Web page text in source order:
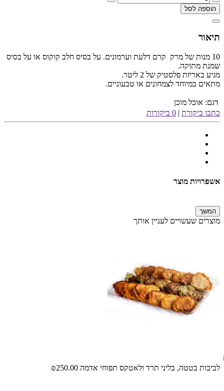
הוספה לסל
תיאור
10 מנות של מרק קרם דלעת וערמונים. על בסיס חלב קוקוס או על בסיס
שמנת מתוקה.
מגיע באריזת פלסטיק של 2 ליטר.
מתאים במיוחד לצמחונים או טבעוניים.
דגם: אוכל מוכן
כתבו ביקורת | 0 ביקורות
אשפרויות מוצר
המשך
מוצרים שעשויים לעניין אותך
לביבות בטטה, בליני תרד ולאטקס תפוחי אדמה ₪250.00